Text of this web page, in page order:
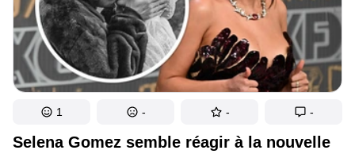
Selena Gomez semble réagir à la nouvelle
1 - - -